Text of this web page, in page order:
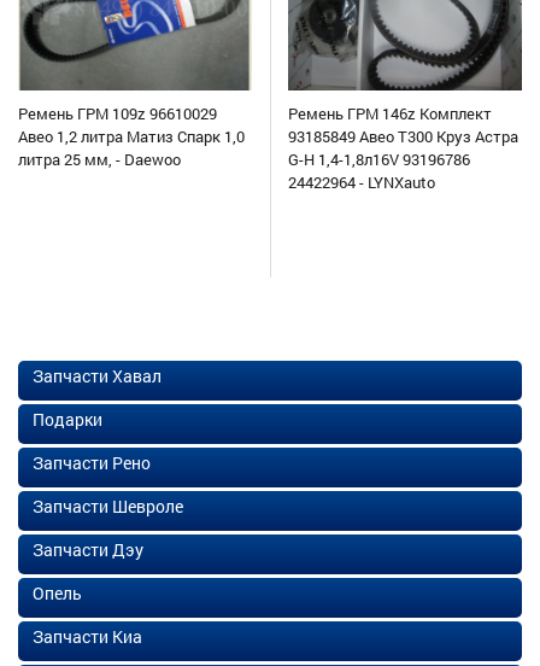
Ремень ГРМ 109z 96610029
Авео 1,2 литра Матиз Спарк 1,0
литра 25 мм, - Daewoo
Ремень ГРМ 146z Комплект
93185849 Авео Т300 Круз Астра
G-H 1,4-1,8л16V 93196786
24422964 - LYNXauto
Запчасти Хавал
Подарки
Запчасти Рено
Запчасти Шевроле
Запчасти Дэу
Опель
Запчасти Киа